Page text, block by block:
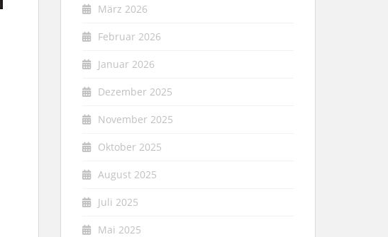
März 2026
Februar 2026
Januar 2026
Dezember 2025
November 2025
Oktober 2025
August 2025
Juli 2025
Mai 2025